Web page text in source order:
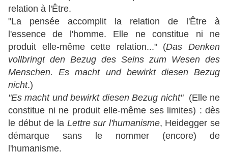
relation à l'Être.
"La pensée accomplit la relation de l'Être à
l'essence de l'homme. Elle ne constitue ni ne
produit elle-même cette relation..." (Das Denken
vollbringt den Bezug des Seins zum Wesen des
Menschen. Es macht und bewirkt diesen Bezug
nicht.)
"Es macht und bewirkt diesen Bezug nicht"(Elle ne
constitue ni ne produit elle-même ses limites) : dès
le début de la Lettre sur l'humanisme, Heidegger se
démarque sans le nommer (encore) de
l'humanisme.